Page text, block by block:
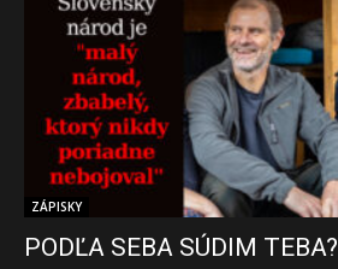
ZÁPISKY
PODĽA SEBA SÚDIM TEBA?